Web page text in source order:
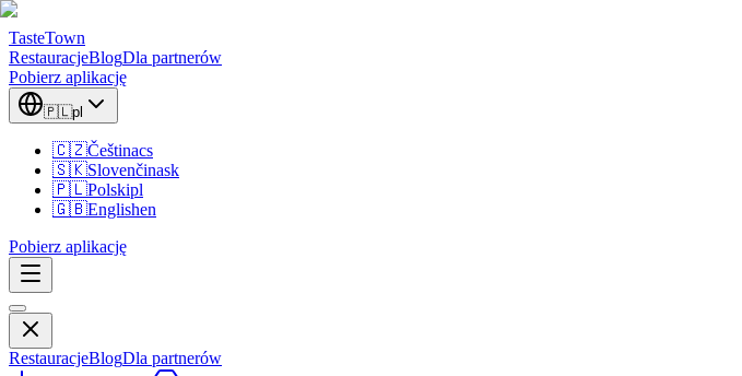
TasteTown
RestauracjeBlogDla partnerów
Pobierz aplikację
🇵🇱pl
🇨🇿Češtinacs
🇸🇰Slovenčinask
🇵🇱Polskipl
🇬🇧Englishen
Pobierz aplikację
RestauracjeBlogDla partnerów